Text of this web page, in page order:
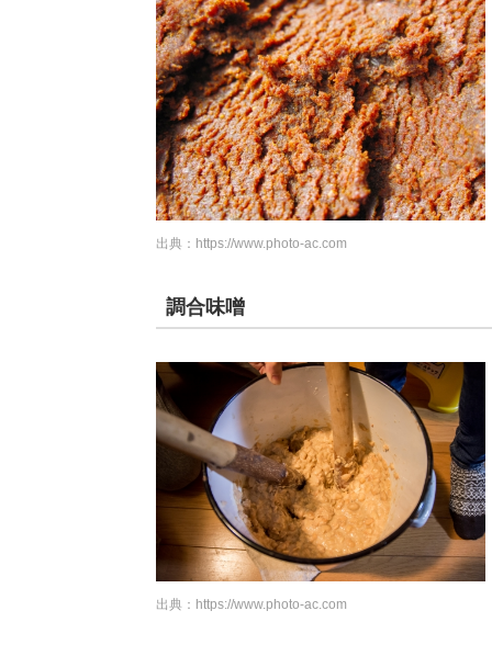
出典： https://www.photo-ac.com
調合味噌
出典： https://www.photo-ac.com